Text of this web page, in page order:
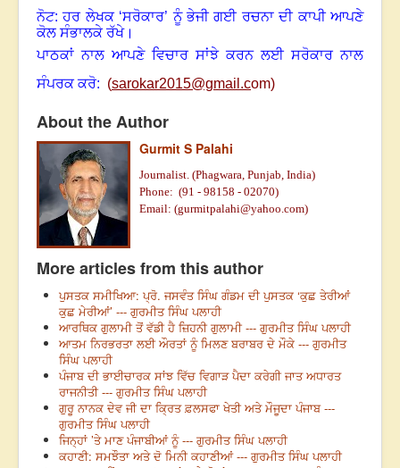
ਨੋਟ: ਹਰ ਲੇਖਕ ‘ਸਰੋਕਾਰ’ ਨੂੰ ਭੇਜੀ ਗਈ ਰਚਨਾ ਦੀ ਕਾਪੀ ਆਪਣੇ
ਕੋਲ ਸੰਭਾਲਕੇ ਰੱਖੇ।
ਪਾਠਕਾਂ ਨਾਲ ਆਪਣੇ ਵਿਚਾਰ ਸਾਂਝੇ ਕਰਨ ਲਈ ਸਰੋਕਾਰ ਨਾਲ
ਸੰਪਰਕ ਕਰੋ: (sarokar2015@gmail.com)
About the Author
Gurmit S Palahi
Journalist. (Phagwara, Punjab, India)
Phone: (91 - 98158 - 02070)
Email: (gurmitpalahi@yahoo.com)
More articles from this author
ਪੁਸਤਕ ਸਮੀਖਿਆ: ਪ੍ਰੋ. ਜਸਵੰਤ ਸਿੰਘ ਗੰਡਮ ਦੀ ਪੁਸਤਕ ‘ਕੁਛ ਤੇਰੀਆਂ
ਕੁਛ ਮੇਰੀਆਂ’ --- ਗੁਰਮੀਤ ਸਿੰਘ ਪਲਾਹੀ
ਆਰਥਿਕ ਗੁਲਾਮੀ ਤੋਂ ਵੱਡੀ ਹੈ ਜ਼ਿਹਨੀ ਗੁਲਾਮੀ --- ਗੁਰਮੀਤ ਸਿੰਘ ਪਲਾਹੀ
ਆਤਮ ਨਿਰਭਰਤਾ ਲਈ ਔਰਤਾਂ ਨੂੰ ਮਿਲਣ ਬਰਾਬਰ ਦੇ ਮੌਕੇ --- ਗੁਰਮੀਤ
ਸਿੰਘ ਪਲਾਹੀ
ਪੰਜਾਬ ਦੀ ਭਾਈਚਾਰਕ ਸਾਂਝ ਵਿੱਚ ਵਿਗਾੜ ਪੈਦਾ ਕਰੇਗੀ ਜਾਤ ਅਧਾਰਤ
ਰਾਜਨੀਤੀ --- ਗੁਰਮੀਤ ਸਿੰਘ ਪਲਾਹੀ
ਗੁਰੂ ਨਾਨਕ ਦੇਵ ਜੀ ਦਾ ਕ੍ਰਿਤ ਫ਼ਲਸਫਾ ਖੇਤੀ ਅਤੇ ਮੌਜੂਦਾ ਪੰਜਾਬ ---
ਗੁਰਮੀਤ ਸਿੰਘ ਪਲਾਹੀ
ਜਿਨ੍ਹਾਂ ’ਤੇ ਮਾਣ ਪੰਜਾਬੀਆਂ ਨੂੰ --- ਗੁਰਮੀਤ ਸਿੰਘ ਪਲਾਹੀ
ਕਹਾਣੀ: ਸਮਝੌਤਾ ਅਤੇ ਦੋ ਮਿਨੀ ਕਹਾਣੀਆਂ --- ਗੁਰਮੀਤ ਸਿੰਘ ਪਲਾਹੀ